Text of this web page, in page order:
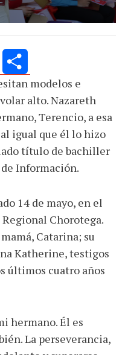
Share modelos e
alto. Nazareth
Terencio, a esa
igual que él lo hizo
título de bachiller
Información.
14 de mayo, en el
Regional Chorotega.
Catarina; su
Katherine, testigos
últimos cuatro años
hermano. Él es
La perseverancia,